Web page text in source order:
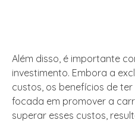
Além disso, é importante
investimento. Embora a
custos, os benefícios de
focada em promover a
superar esses custos,